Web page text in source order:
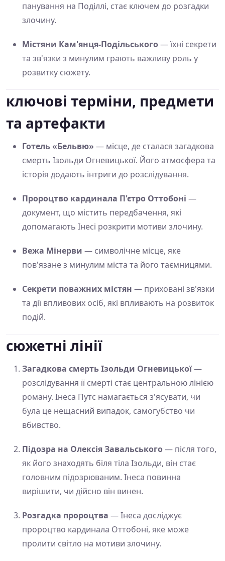
панування на Поділлі, стає ключем до розгадки
злочину.
Містяни Кам'янця-Подільського— їхні секрети
та зв'язки з минулим грають важливу роль у
розвитку сюжету.
ключові терміни, предмети
та артефакти
Готель «Бельвю» — місце, де сталася загадкова
смерть Ізольди Огневицької. Його атмосфера та
історія додають інтриги до розслідування.
Пророцтво кардинала П'єтро Оттобоні —
документ, що містить передбачення, які
допомагають Інесі розкрити мотиви злочину.
Вежа Мінерви — символічне місце, яке
пов'язане з минулим міста та його таємницями.
Секрети поважних містян — приховані зв'язки
та дії впливових осіб, які впливають на розвиток
подій.
сюжетні лінії
Загадкова смерть Ізольди Огневицької—
розслідування її смерті стає центральною лінією
роману. Інеса Путс намагається з'ясувати, чи
була це нещасний випадок, самогубство чи
вбивство.
Підозра на Олексія Завальського— після того,
як його знаходять біля тіла Ізольди, він стає
головним підозрюваним. Інеса повинна
вирішити, чи дійсно він винен.
Розгадка пророцтва — Інеса досліджує
пророцтво кардинала Оттобоні, яке може
пролити світло на мотиви злочину.